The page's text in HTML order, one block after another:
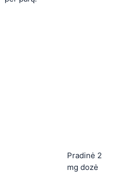
Pradinė 2
mg dozė